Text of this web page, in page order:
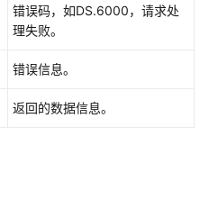
错误码，如DS.6000，请求处
理失败。
错误信息。
返回的数据信息。